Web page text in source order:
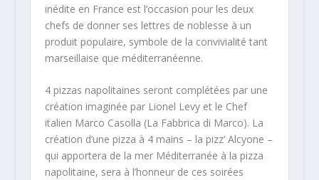
inédite en France est l’occasion pour les deux
chefs de donner ses lettres de noblesse à un
produit populaire, symbole de la convivialité tant
marseillaise que méditerranéenne.
4 pizzas napolitaines seront complétées par une
création imaginée par Lionel Levy et le Chef
italien Marco Casolla (La Fabbrica di Marco). La
création d’une pizza à 4 mains – la pizz’ Alcyone –
qui apportera de la mer Méditerranée à la pizza
napolitaine, sera à l’honneur de ces soirées